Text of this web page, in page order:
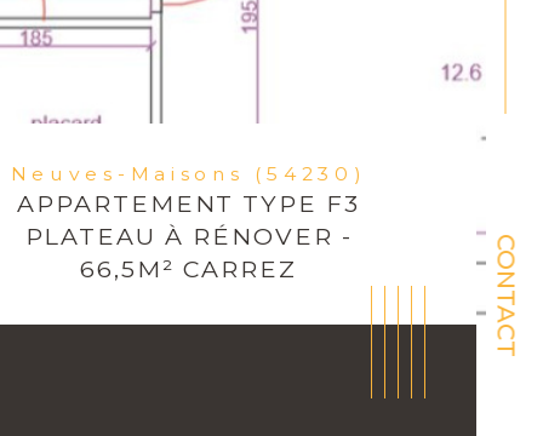
CONTACT
Neuves-Maisons (54230)
APPARTEMENT TYPE F3
PLATEAU À RÉNOVER -
66,5M² CARREZ